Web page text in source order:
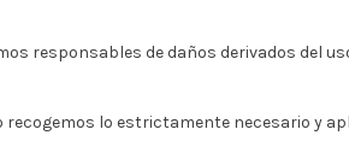
responsables de daños derivados del
recogemos lo estrictamente necesario y